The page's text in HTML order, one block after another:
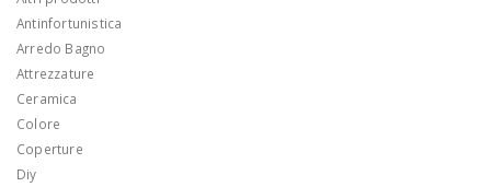
Antinfortunistica
Arredo Bagno
Attrezzature
Ceramica
Colore
Coperture
Diy